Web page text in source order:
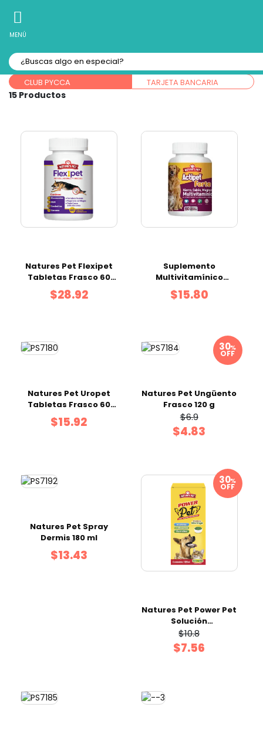
MENÚ
Forma de pago:
CLUB PYCCA TARJETA BANCARIA
15
Natures Pet Flexipet
Tabletas Frasco 60
uds
$28.92
Suplemento
Multivitamínico
Nature's Pet Actipet
Forte Tabletas x60
$15.80
Natures Pet Uropet
Tabletas Frasco 60
uds
$15.92
%
OFF
Natures Pet Ungüento
Frasco 120 g
$6.9
$4.83
Natures Pet Spray
Dermis 180 ml
$13.43
%
OFF
Natures Pet Power Pet
Solución
Multivitamínica
Frasco 120 ml
$10.8
$7.56